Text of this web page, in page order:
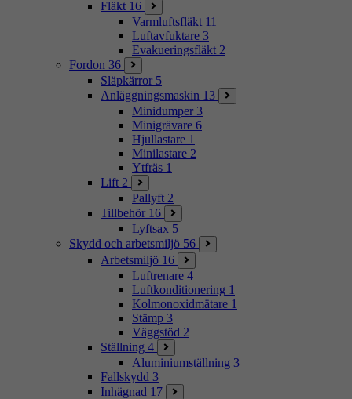
Fläkt 16
Varmluftsfläkt 11
Luftavfuktare 3
Evakueringsfläkt 2
Fordon 36
Släpkärror 5
Anläggningsmaskin 13
Minidumper 3
Minigrävare 6
Hjullastare 1
Minilastare 2
Ytfräs 1
Lift 2
Pallyft 2
Tillbehör 16
Lyftsax 5
Skydd och arbetsmiljö 56
Arbetsmiljö 16
Luftrenare 4
Luftkonditionering 1
Kolmonoxidmätare 1
Stämp 3
Väggstöd 2
Ställning 4
Aluminiumställning 3
Fallskydd 3
Inhägnad 17